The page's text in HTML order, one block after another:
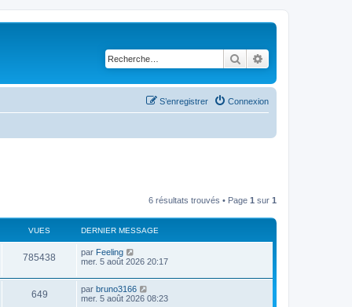
Rechercher
Connexion
S’enregistrer
6 résultats trouvés • Page 1 sur 1
VUES DERNIER MESSAGE
785438
u
D
e
n
i
e
par Feeling
mer. 5 août 2026 20:17
649V
D
e
par bruno3166
mer. 5 août 2026 08:23